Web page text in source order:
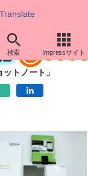
Translate
検索 Impressサイト
トノート」